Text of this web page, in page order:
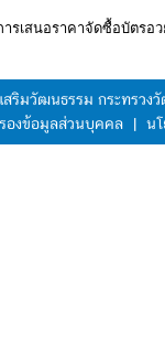
รเสนอราคาจัดซื้อบัตรอ
สริมวัฒนธรรม กระทรว
องข้อมูลส่วนบุคคล | น